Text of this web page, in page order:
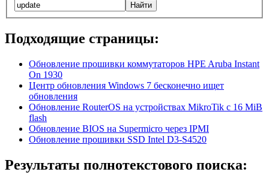
Найти
Подходящие страницы:
Обновление прошивки коммутаторов HPE Aruba Instant
On 1930
Центр обновления Windows 7 бесконечно ищет
обновления
Обновление RouterOS на устройствах MikroTik c 16 MiB
flash
Обновление BIOS на Supermicro через IPMI
Обновление прошивки SSD Intel D3-S4520
Результаты полнотекстового поиска: